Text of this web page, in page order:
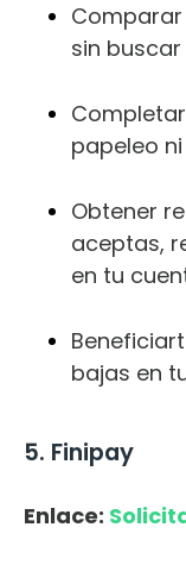
sin
papeleo
Obtener
aceptas,
en tu
bajas en
5. Finipay
Enlace: